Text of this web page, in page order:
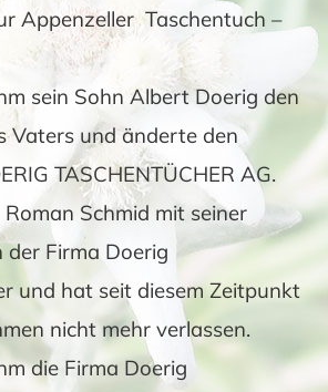
Appenzeller Taschentuch –
sein Sohn Albert Doerig den
Vaters und änderte den
TASCHENTÜCHER AG.
Schmid mit seiner
Firma Doerig
und hat seit diesem Zeitpunkt
nicht mehr verlassen.
die Firma Doerig